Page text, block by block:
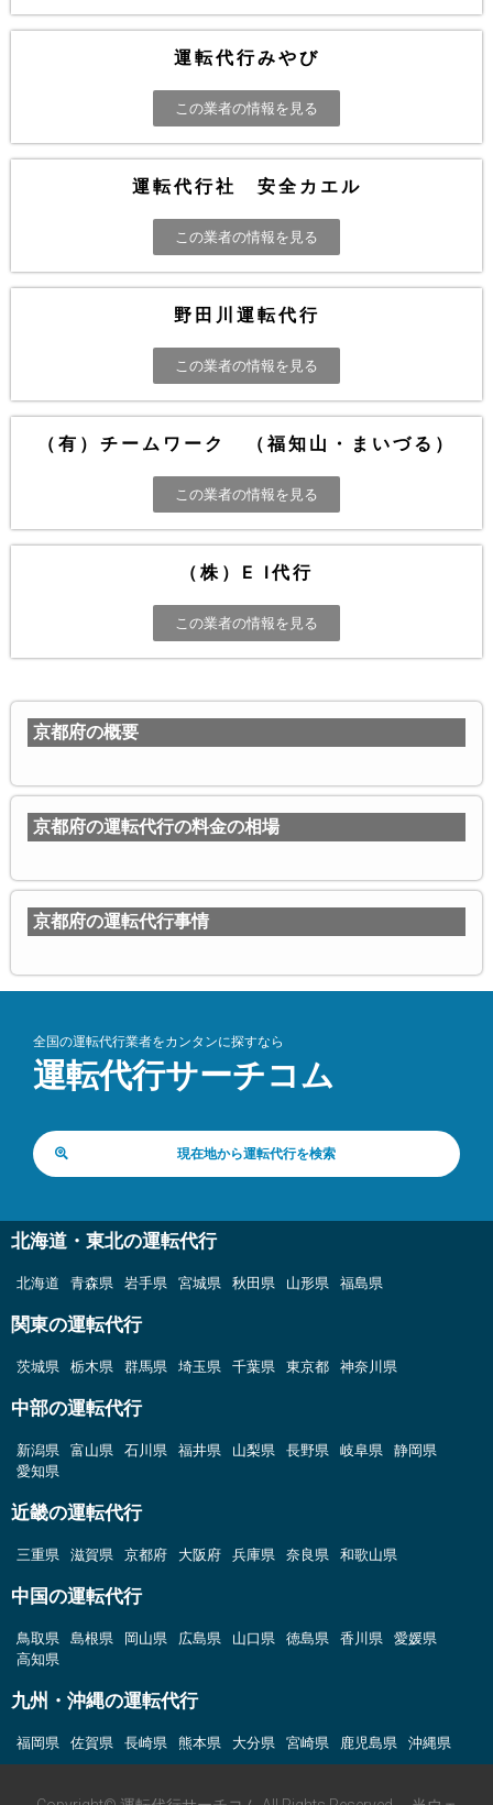
運転代行みやび
この業者の情報を見る
運転代行社 安全カエル
この業者の情報を見る
野田川運転代行
この業者の情報を見る
（有）チームワーク （福知山・まいづる）
この業者の情報を見る
（株）E I代行
この業者の情報を見る
京都府の概要
京都府の運転代行の料金の相場
京都府の運転代行事情
全国の運転代行業者をカンタンに探すなら
運転代行サーチコム
現在地から運転代行を検索
北海道・東北の運転代行
北海道 青森県 岩手県 宮城県 秋田県 山形県 福島県
関東の運転代行
茨城県 栃木県 群馬県 埼玉県 千葉県 東京都 神奈川県
中部の運転代行
新潟県 富山県 石川県 福井県 山梨県 長野県 岐阜県
静岡県
愛知県
近畿の運転代行
三重県 滋賀県 京都府 大阪府 兵庫県 奈良県 和歌山県
中国の運転代行
鳥取県 島根県 岡山県 広島県 山口県 徳島県 香川県
愛媛県
高知県
九州・沖縄の運転代行
福岡県 佐賀県 長崎県 熊本県 大分県 宮崎県 鹿児島県 沖縄県